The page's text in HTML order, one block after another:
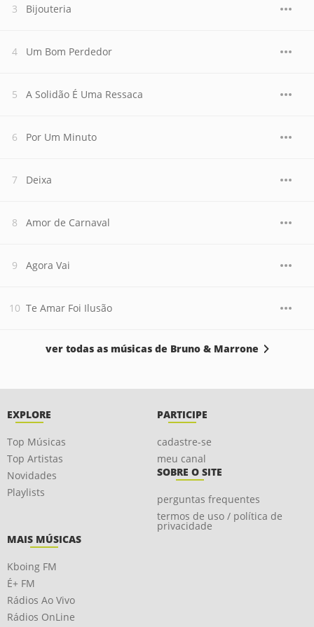
Bijouteria
Um Bom Perdedor
A Solidão É Uma Ressaca
Por Um Minuto
Deixa
Amor de Carnaval
Agora Vai
Te Amar Foi Ilusão
ver todas as músicas de Bruno & Marrone
EXPLORE
Top Músicas
Top Artistas
Novidades
Playlists
PARTICIPE
cadastre-se
meu canal
SOBRE O SITE
perguntas frequentes
termos de uso / política de
privacidade
MAIS MÚSICAS
Kboing FM
É+ FM
Rádios Ao Vivo
Rádios OnLine